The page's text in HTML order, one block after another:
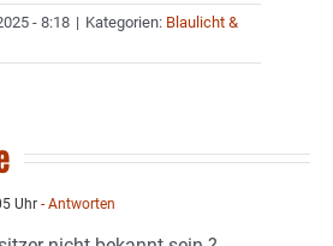
- 8:18 | Kategorien: Blaulicht &
Uhr - Antworten